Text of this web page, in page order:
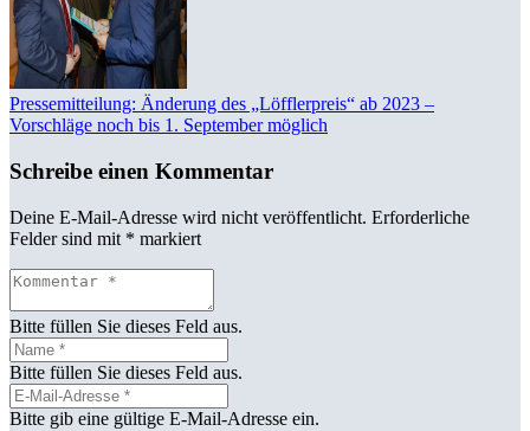
Pressemitteilung: Änderung des „Löfflerpreis“ ab 2023 –
Vorschläge noch bis 1. September möglich
Schreibe einen Kommentar
Deine E-Mail-Adresse wird nicht veröffentlicht. Erforderliche
Felder sind mit * markiert
Bitte füllen Sie dieses Feld aus.
Bitte füllen Sie dieses Feld aus.
Bitte gib eine gültige E-Mail-Adresse ein.